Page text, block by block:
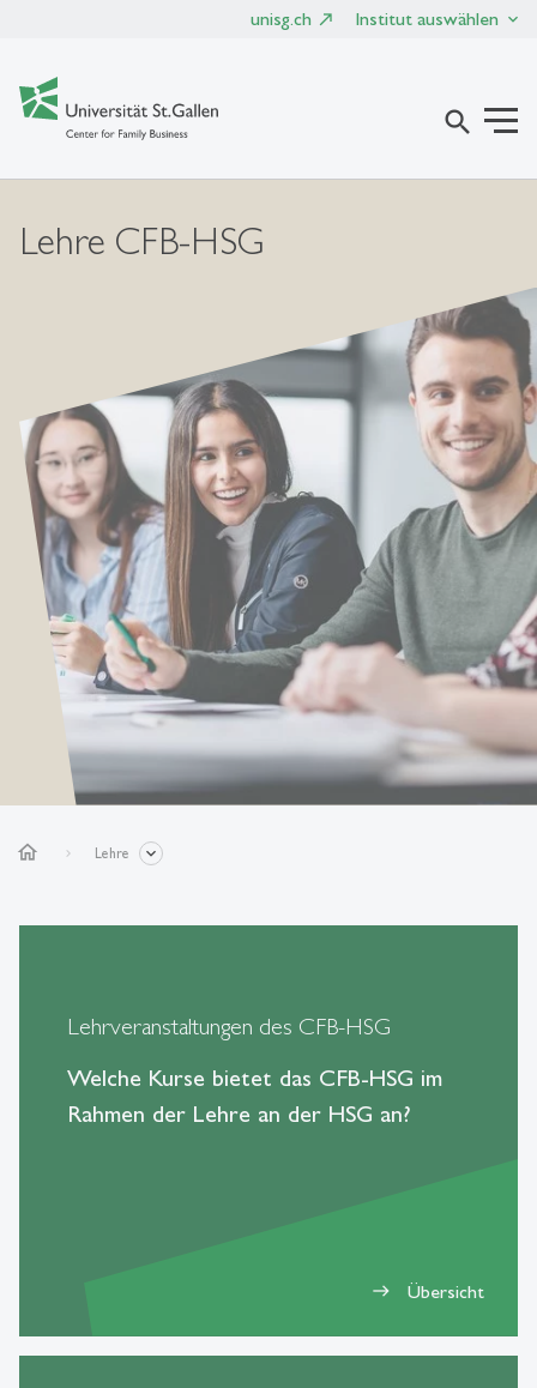
unisg.ch Institut auswählen
search
Lehre CFB-HSG
home Lehre
Lehrveranstaltungen des CFB-HSG
Welche Kurse bietet das CFB-HSG im
Rahmen der Lehre an der HSG an?
east Übersicht